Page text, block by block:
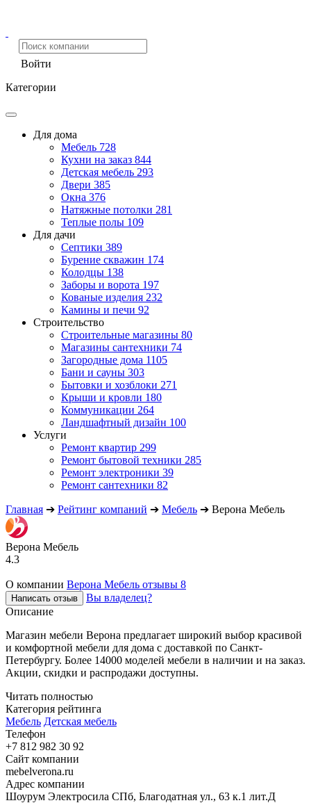
Войти
Категории
Для дома
Мебель 728
Кухни на заказ 844
Детская мебель 293
Двери 385
Окна 376
Натяжные потолки 281
Теплые полы 109
Для дачи
Септики 389
Бурение скважин 174
Колодцы 138
Заборы и ворота 197
Кованые изделия 232
Камины и печи 92
Строительство
Строительные магазины 80
Магазины сантехники 74
Загородные дома 1105
Бани и сауны 303
Бытовки и хозблоки 271
Крыши и кровли 180
Коммуникации 264
Ландшафтный дизайн 100
Услуги
Ремонт квартир 299
Ремонт бытовой техники 285
Ремонт электроники 39
Ремонт сантехники 82
Главная ➔ Рейтинг компаний ➔ Мебель ➔ Верона Мебель
Верона Мебель
4.3
О компании Верона Мебель отзывы 8
Написать отзыв
Вы владелец?
Описание
Магазин мебели Верона предлагает широкий выбор красивой
и комфортной мебели для дома с доставкой по Санкт-
Петербургу. Более 14000 моделей мебели в наличии и на заказ.
Акции, скидки и распродажи доступны.
Читать полностью
Категория рейтинга
Мебель Детская мебель
Телефон
+7 812 982 30 92
Сайт компании
mebelverona.ru
Адрес компании
Шоурум Электросила СПб, Благодатная ул., 63 к.1 лит.Д